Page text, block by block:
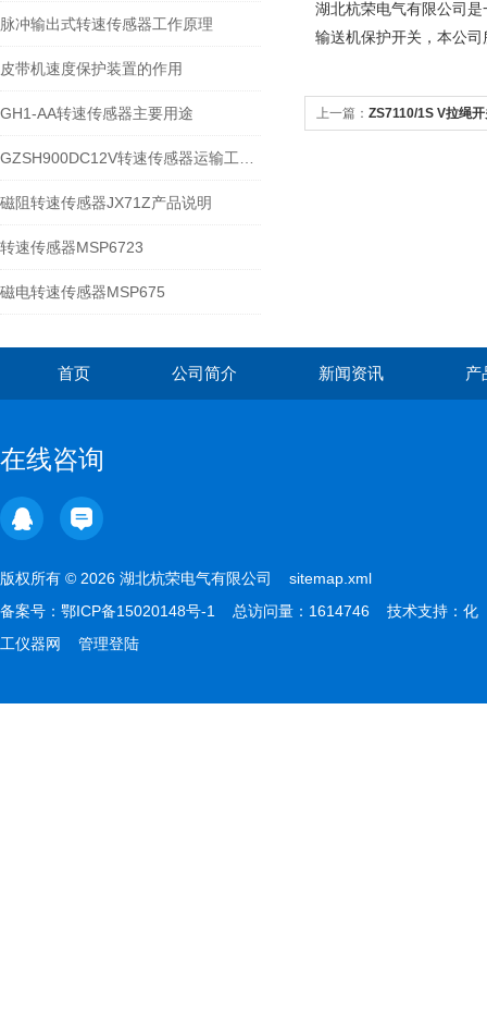
脉冲输出式转速传感器工作原理
皮带机速度保护装置的作用
GH1-AA转速传感器主要用途
磁阻转速传感器JX71Z产品说明
转速传感器MSP6723
磁电转速传感器MSP675
湖北杭荣电气有限公司
输送机保护开关，本公
上一篇： ZS7110/1S V拉绳
首页 公司简介 新闻资讯 产
在线咨询
版权所有 © 2026 湖北杭荣电气有限公司 sitemap.xml
备案号： 鄂ICP备15020148号-1 总访问量：1614746 技术支持： 化
工仪器网
管理登陆